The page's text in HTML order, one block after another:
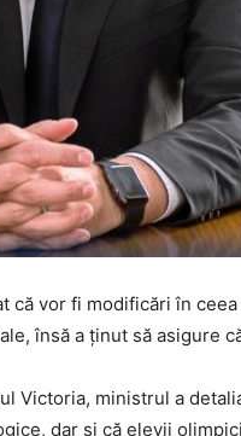
că vor fi modificări în
însă a ținut să asigure
Victoria, ministrul a
dar și că elevii